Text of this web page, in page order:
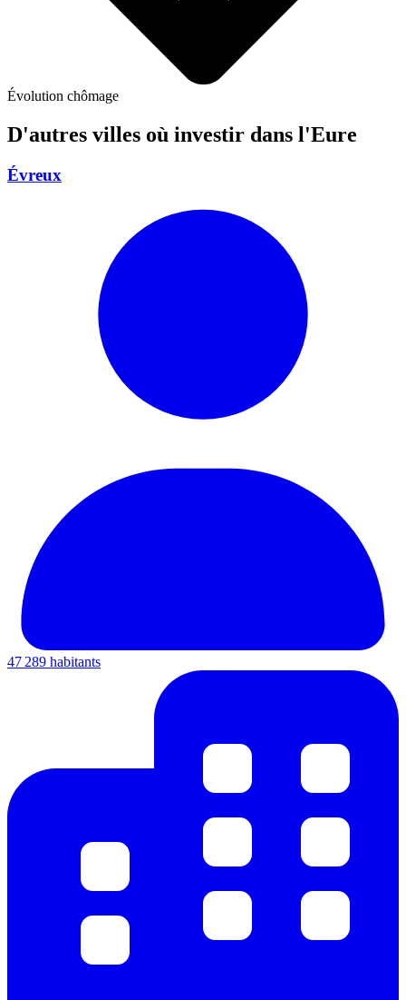
Évolution chômage
D'autres villes où investir dans l'Eure
Évreux
47 289 habitants